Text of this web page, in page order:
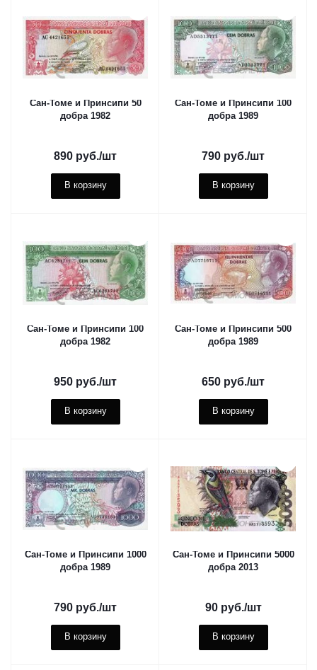
Сан-Томе и Принсипи 50
добра 1982
890 руб./шт
В корзину
Сан-Томе и Принсипи 100
добра 1989
790 руб./шт
В корзину
Сан-Томе и Принсипи 100
добра 1982
950 руб./шт
В корзину
Сан-Томе и Принсипи 500
добра 1989
650 руб./шт
В корзину
Сан-Томе и Принсипи 1000
добра 1989
790 руб./шт
В корзину
Сан-Томе и Принсипи 5000
добра 2013
90руб./шт
В корзину